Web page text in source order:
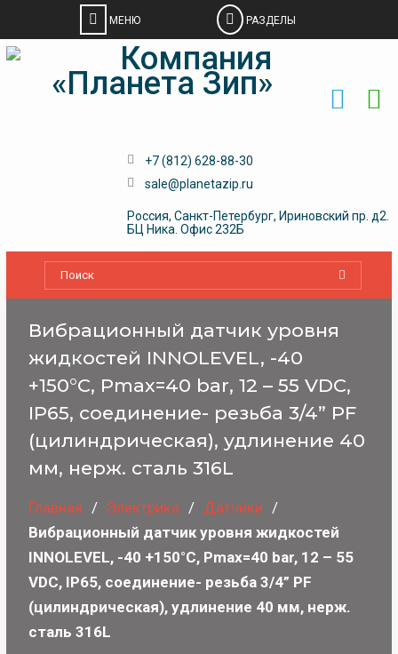
Skip
+7 (812) 628-88-30
sale@planetazip.ru
Россия, Санкт-Петербург, Ириновский пр. д2.
БЦ Ника. Офис 232Б
Вибрационный датчик уровня
жидкостей INNOLEVEL, -40
+150°С, Pmax=40 bar, 12 – 55 VDC,
IP65, соединение- резьба 3/4” PF
(цилиндрическая), удлинение 40
мм, нерж. сталь 316L
Главная Электрика
Датчики
Вибрационный датчик уровня жидкостей
INNOLEVEL, -40 +150°С, Pmax=40 bar, 12 – 55
VDC, IP65, соединение- резьба 3/4” PF
(цилиндрическая), удлинение 40 мм, нерж.
сталь 316L